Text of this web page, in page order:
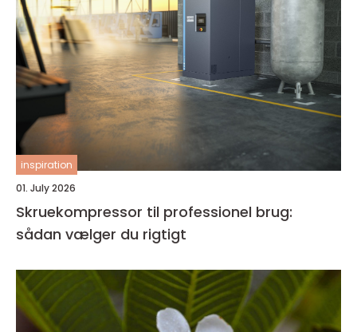
inspiration
01. July 2026
Skruekompressor til professionel brug:
sådan vælger du rigtigt